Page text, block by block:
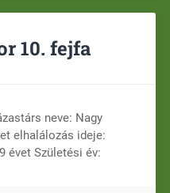
10. fejfa
neve: Nagy
elhalálozás ideje:
évet Születési év: